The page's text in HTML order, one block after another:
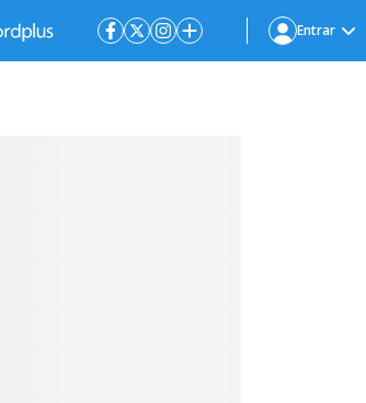
Entrar